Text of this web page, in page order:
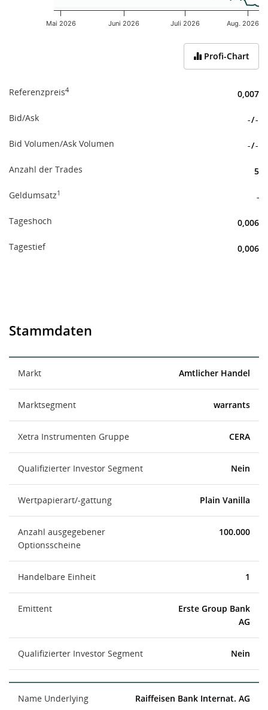
Mai 2026 Juni 2026 Juli 2026 Aug. 2026
Profi-Chart
Referenzpreis4 0,007
Bid/Ask -/-
Bid Volumen/Ask Volumen -/-
Anzahl der Trades 5
Geldumsatz1 -
Tageshoch 0,006
Tagestief 0,006
Stammdaten
Markt Amtlicher Handel
Marktsegment warrants
Xetra Instrumenten Gruppe CERA
Qualifizierter Investor Segment Nein
Wertpapierart/-gattung Plain Vanilla
Anzahl ausgegebener
Optionsscheine
100.000
Handelbare Einheit 1
Emittent
Erste Group Bank
AG
Qualifizierter Investor Segment Nein
Name Underlying Raiffeisen Bank Internat. AG